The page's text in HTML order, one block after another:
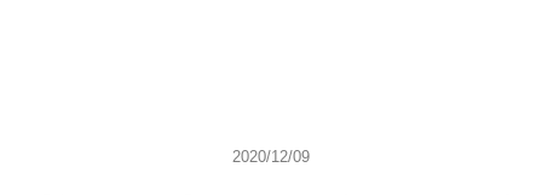
2020/12/09